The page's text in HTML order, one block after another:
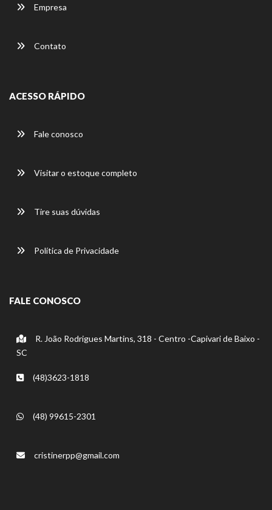
Empresa
Contato
ACESSO RÁPIDO
Fale conosco
Visitar o estoque completo
Tire suas dúvidas
Política de Privacidade
FALE CONOSCO
R. João Rodrigues Martins, 318 - Centro -Capivari de Baixo -
SC
(48)3623-1818
(48) 99615-2301
cristinerpp@gmail.com